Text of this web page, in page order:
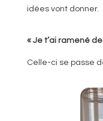
idées vont donner.
« Je t’ai ramené
Celle-ci se passe